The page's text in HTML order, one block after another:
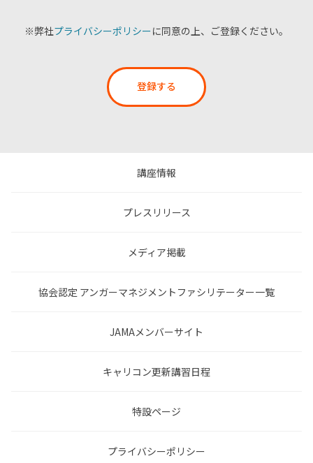
※弊社プライバシーポリシーに同意の上、ご登録ください。
登録する
講座情報
プレスリリース
メディア掲載
協会認定 アンガーマネジメントファシリテーター一覧
JAMAメンバーサイト
キャリコン更新講習日程
特設ページ
プライバシーポリシー